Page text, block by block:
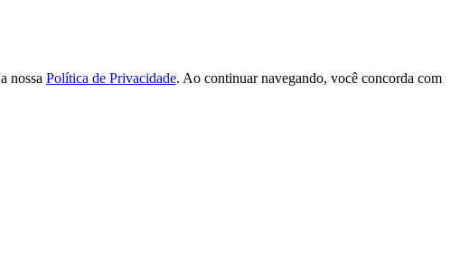
nossa Política de Privacidade. Ao continuar navegando, você concorda com